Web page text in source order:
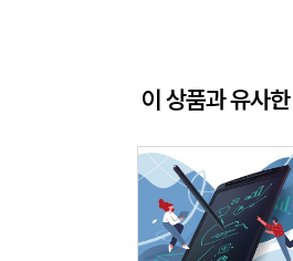
이 상품과 유사한